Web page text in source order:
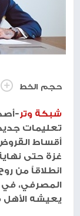
حجم الخط
شبكة وتر-
تعليمات
أقساط
غزة حتى
انطلاقاً من
المصرفي، في
يعيشه الأهل